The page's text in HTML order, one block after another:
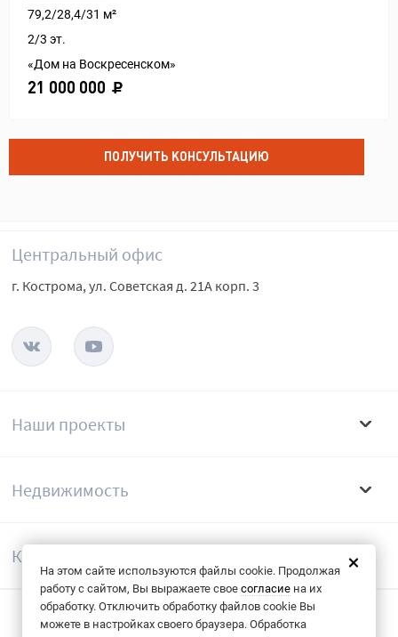
На этом сайте используются файлы cookie. Продолжая
работу с сайтом, Вы выражаете свое согласие на их
обработку. Отключить обработку файлов cookie Вы
можете в настройках своего браузера. Обработка
79,2/28,4/31 м²
2/3 эт.
«Дом на Воскресенском»
21 000 000
ПОЛУЧИТЬ КОНСУЛЬТАЦИЮ
Наши проекты
Недвижимость
Компания
Центральный офис
г. Кострома, ул. Советская д. 21А корп. 3